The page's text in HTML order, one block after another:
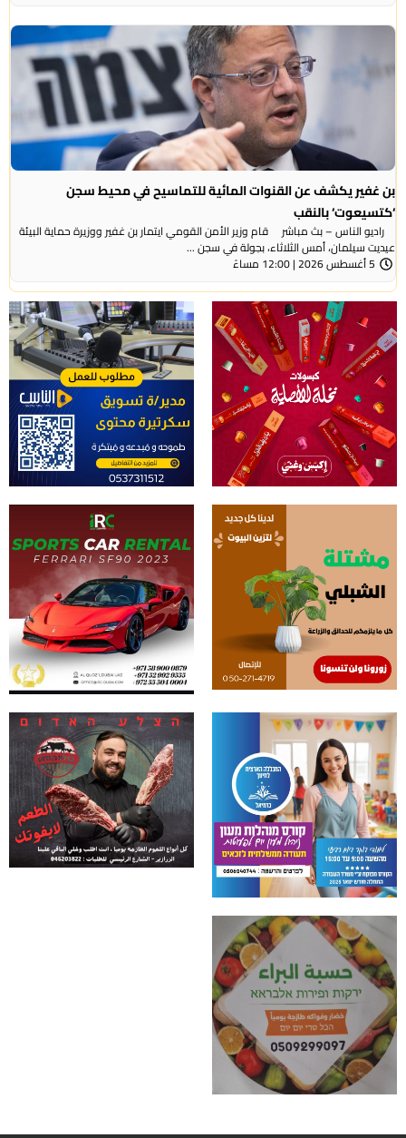
بن غفير يكشف عن القنوات المائية للتماسيح في محيط سجن
‘كتسيعوت‘ بالنقب
راديو الناس – بث مباشر قام وزير الأمن القومي ايتمار بن غفير ووزيرة حماية البيئة
عيديت سيلمان، أمس الثلاثاء، بجولة في سجن ...
5 أغسطس 2026 | 12:00 مساءً